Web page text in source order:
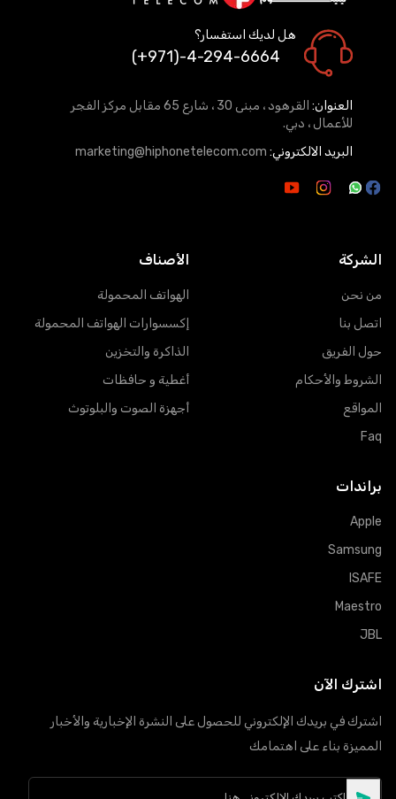
هل لديك استفسار؟
(+971)-4-294-6664
العنوان:
القرهود ، مبنى 30 ، شارع 65 مقابل مركز الفجر
للأعمال ، دبي.
البريد الالكتروني: marketing@hiphonetelecom.com
الشركة
من نحن
اتصل بنا
حول الفريق
الشروط والأحكام
المواقع
Faq
الأصناف
الهواتف المحمولة
إكسسوارات الهواتف المحمولة
الذاكرة والتخزين
أغطية و حافظات
أجهزة الصوت والبلوتوث
براندات
Apple
Samsung
ISAFE
Maestro
JBL
اشترك الآن
اشترك في بريدك الإلكتروني للحصول على النشرة الإخبارية والأخبار
المميزة بناء على اهتمامك